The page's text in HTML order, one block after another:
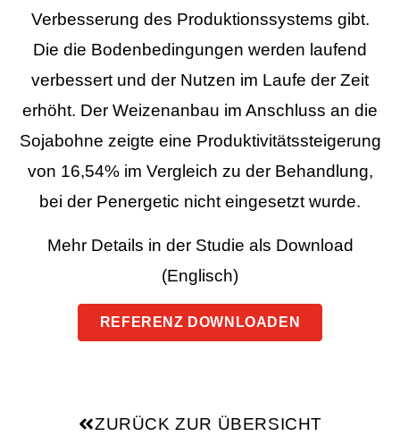
Verbesserung des Produktionssystems gibt.
Die die Bodenbedingungen werden laufend
verbessert und der Nutzen im Laufe der Zeit
erhöht. Der Weizenanbau im Anschluss an die
Sojabohne zeigte eine Produktivitätssteigerung
von 16,54% im Vergleich zu der Behandlung,
bei der Penergetic nicht eingesetzt wurde.
Mehr Details in der Studie als Download
(Englisch)
REFERENZ DOWNLOADEN
ZURÜCK ZUR ÜBERSICHT